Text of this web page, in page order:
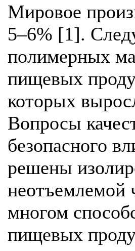
Мировое
5–6% [1].
полимерных
пищевых
которых
Вопросы
безопасного
решены
неотъемлемой
многом
пищевых